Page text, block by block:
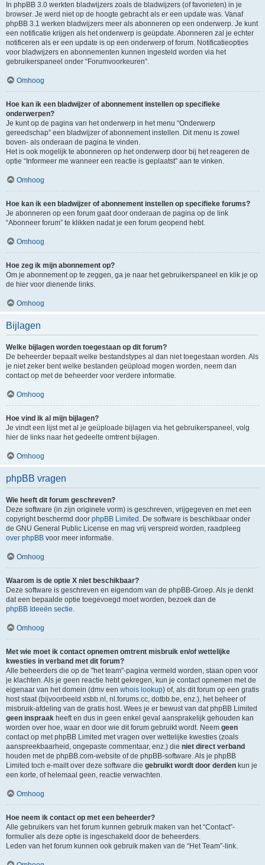
In phpBB 3.0 werkten bladwijzers zoals de bladwijzers (of favorieten) in je
browser. Je werd niet op de hoogte gebracht als er een update was. Vanaf
phpBB 3.1 werken bladwijzers meer als abonneren op een onderwerp. Je kunt
een notificatie krijgen als het onderwerp is geüpdate. Abonneren zal je echter
notificeren als er een update is op een onderwerp of forum. Notificatieopties
voor bladwijzers en abonnementen kunnen ingesteld worden via het
gebruikerspaneel onder “Forumvoorkeuren”.
Omhoog
Hoe kan ik een bladwijzer of abonnement instellen op specifieke
onderwerpen?
Je kunt op de pagina van het onderwerp in het menu “Onderwerp
gereedschap” een bladwijzer of abonnement instellen. Dit menu is zowel
boven- als onderaan de pagina te vinden.
Het is ook mogelijk te abonneren op het onderwerp door bij het reageren de
optie “Informeer me wanneer een reactie is geplaatst” aan te vinken.
Omhoog
Hoe kan ik een bladwijzer of abonnement instellen op specifieke forums?
Je abonneren op een forum gaat door onderaan de pagina op de link
“Abonneer forum” te klikken nadat je een forum geopend hebt.
Omhoog
Hoe zeg ik mijn abonnement op?
Om je abonnement op te zeggen, ga je naar het gebruikerspaneel en klik je op
de hier voor dienende links.
Omhoog
Bijlagen
Welke bijlagen worden toegestaan op dit forum?
De beheerder bepaalt welke bestandstypes al dan niet toegestaan worden. Als
je niet zeker bent welke bestanden geüpload mogen worden, neem dan
contact op met de beheerder voor verdere informatie.
Omhoog
Hoe vind ik al mijn bijlagen?
Je vindt een lijst met al je geüploade bijlagen via het gebruikerspaneel, volg
hier de links naar het gedeelte omtrent bijlagen.
Omhoog
phpBB vragen
Wie heeft dit forum geschreven?
Deze software (in zijn originele vorm) is geschreven, vrijgegeven en met een
copyright beschermd door phpBB Limited . De software is beschikbaar onder
de GNU General Public License en mag vrij verspreid worden, raadpleeg
over phpBB voor meer informatie.
Omhoog
Waarom is de optie X niet beschikbaar?
Deze software is geschreven en eigendom van de phpBB-Groep. Als je denkt
dat een bepaalde optie toegevoegd moet worden, bezoek dan de
phpBB Ideeën sectie.
Omhoog
Met wie moet ik contact opnemen omtrent misbruik en/of wettelijke
kwesties in verband met dit forum?
Alle beheerders die op de "het team"-pagina vermeld worden, staan open voor
je klachten. Als je geen reactie hebt gekregen, kun je contact opnemen met de
eigenaar van het domein (dmv een whois lookup) of, als dit forum op een gratis
host staat (bijvoorbeeld xsbb.nl, nl.forums.cc, dotbb.be, enz.), het beheer of
misbruik-afdeling van de gratis host. Wees je er bewust van dat phpBB Limited
geen inspraak heeft en dus in geen enkel geval aansprakelijk gehouden kan
worden over hoe, waar en door wie dit forum gebruikt wordt. Neem geen
contact op met phpBB Limited met vragen over wettelijke kwesties (zoals
aanspreekbaarheid, ongepaste commentaar, enz.) die niet direct verband
houden met de phpBB.com-website of de phpBB-software. Als je phpBB
Limited toch e-mailt over deze software die gebruikt wordt door derden kun je
een korte, of helemaal geen, reactie verwachten.
Omhoog
Hoe neem ik contact op met een beheerder?
Alle gebruikers van het forum kunnen gebruik maken van het “Contact”-
formulier als deze optie is ingeschakeld door de beheerders.
Leden van het forum kunnen ook gebruik maken van de “Het Team”-link.